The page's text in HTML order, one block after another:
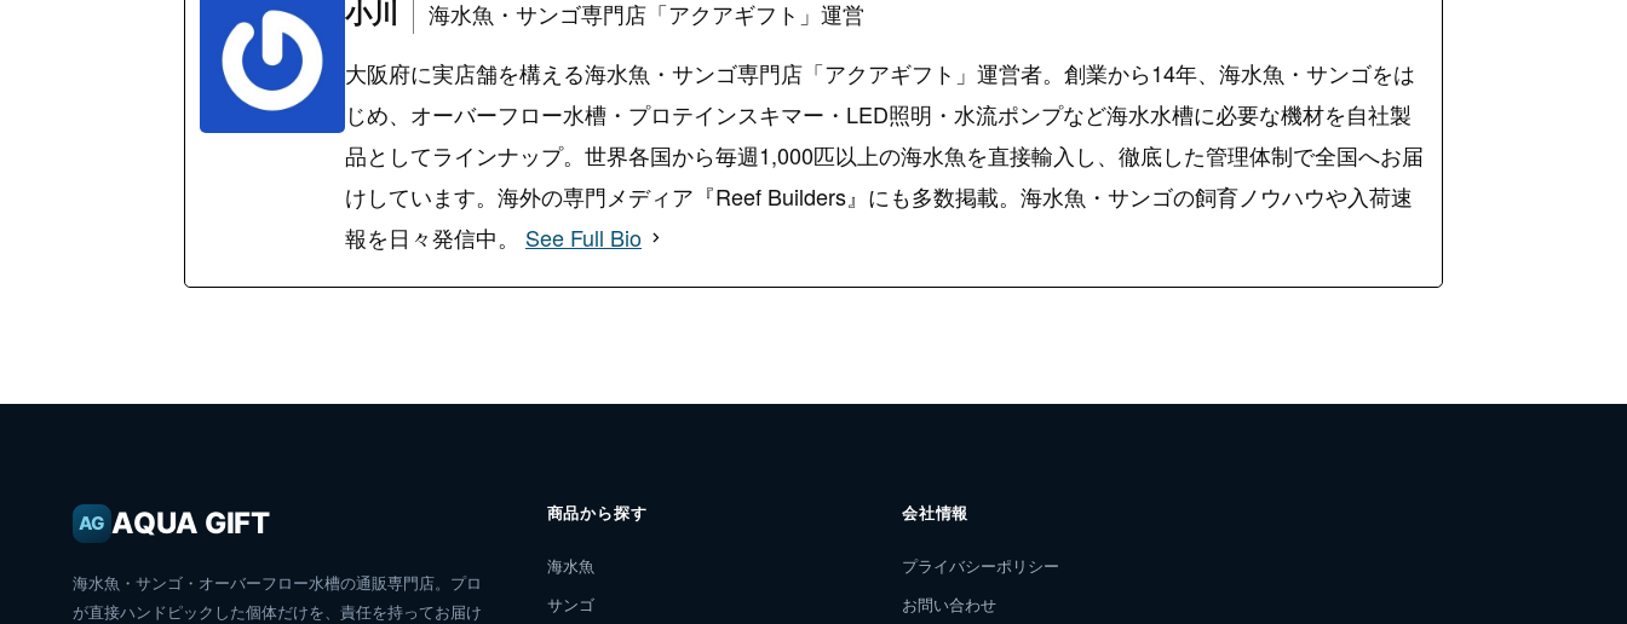
小川
海水魚・サンゴ専門店「アクアギフト」運営
大阪府に実店舗を構える海水魚・サンゴ専門店「アクアギフト」運営者。創業から14年、海水魚・サンゴをは
じめ、オーバーフロー水槽・プロテインスキマー・LED照明・水流ポンプなど海水水槽に必要な機材を自社製
品としてラインナップ。世界各国から毎週1,000匹以上の海水魚を直接輸入し、徹底した管理体制で全国へお届
けしています。海外の専門メディア『Reef Builders』にも多数掲載。海水魚・サンゴの飼育ノウハウや入荷速
報を日々発信中。 See Full Bio
AG AQUA GIFT
海水魚・サンゴ・オーバーフロー水槽の通販専門店。プロ
が直接ハンドピックした個体だけを、責任を持ってお届け
商品から探す
海水魚
サンゴ
会社情報
プライバシーポリシー
お問い合わせ